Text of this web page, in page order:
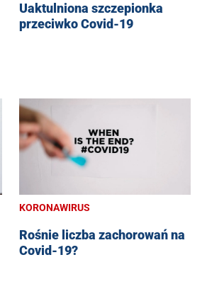
Uaktulniona szczepionka
przeciwko Covid-19
KORONAWIRUS
Rośnie liczba zachorowań na
Covid-19?